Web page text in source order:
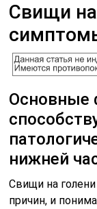
Свищи
Основные
нижней
Свищи на
причин, и